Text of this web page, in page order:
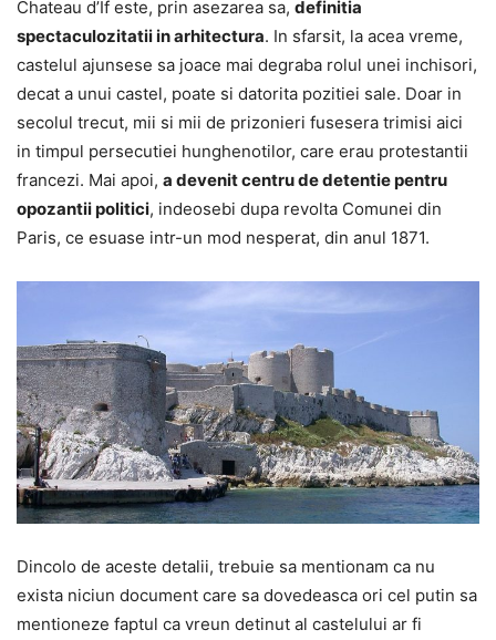
Chateau d’If este, prin asezarea sa, definitia
spectaculozitatii in arhitectura. In sfarsit, la acea vreme,
castelul ajunsese sa joace mai degraba rolul unei inchisori,
decat a unui castel, poate si datorita pozitiei sale. Doar in
secolul trecut, mii si mii de prizonieri fusesera trimisi aici
in timpul persecutiei hunghenotilor, care erau protestantii
francezi. Mai apoi, a devenit centru de detentie pentru
opozantii politici, indeosebi dupa revolta Comunei din
Paris, ce esuase intr-un mod nesperat, din anul 1871.
Dincolo de aceste detalii, trebuie sa mentionam ca nu
exista niciun document care sa dovedeasca ori cel putin sa
mentioneze faptul ca vreun detinut al castelului ar fi